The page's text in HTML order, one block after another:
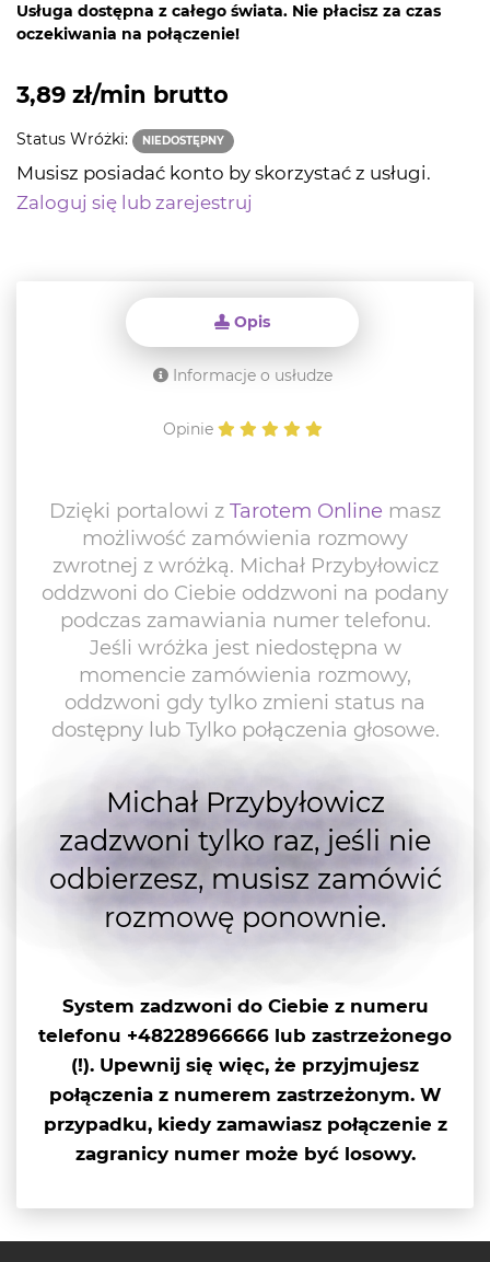
Usługa dostępna z całego świata. Nie płacisz za czas
oczekiwania na połączenie!
3,89 zł/min brutto
Status Wróżki: NIEDOSTĘPNY
Musisz posiadać konto by skorzystać z usługi.
Zaloguj się lub zarejestruj
Opis
Informacje o usłudze
Opinie
Dzięki portalowi z Tarotem Online masz
możliwość zamówienia rozmowy
zwrotnej z wróżką. Michał Przybyłowicz
oddzwoni do Ciebie oddzwoni na podany
podczas zamawiania numer telefonu.
Jeśli wróżka jest niedostępna w
momencie zamówienia rozmowy,
oddzwoni gdy tylko zmieni status na
dostępny lub Tylko połączenia głosowe.
Michał Przybyłowicz
zadzwoni tylko raz, jeśli nie
odbierzesz, musisz zamówić
rozmowę ponownie.
System zadzwoni do Ciebie z numeru
telefonu +48228966666 lub zastrzeżonego
(!). Upewnij się więc, że przyjmujesz
połączenia z numerem zastrzeżonym. W
przypadku, kiedy zamawiasz połączenie z
zagranicy numer może być losowy.